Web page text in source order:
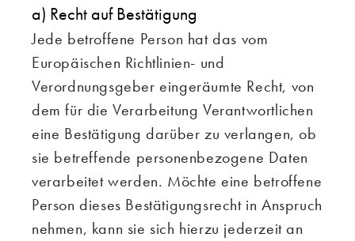
a) Recht auf Bestätigung
Jede betroffene Person hat das vom
Europäischen Richtlinien- und
Verordnungsgeber eingeräumte Recht, von
dem für die Verarbeitung Verantwortlichen
eine Bestätigung darüber zu verlangen, ob
sie betreffende personenbezogene Daten
verarbeitet werden. Möchte eine betroffene
Person dieses Bestätigungsrecht in Anspruch
nehmen, kann sie sich hierzu jederzeit an